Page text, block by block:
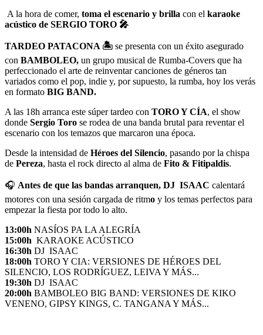
A la hora de comer, toma el escenario y brilla con el karaoke
acústico de SERGIO TORO 🎤
TARDEO PATACONA 🏝️ se presenta con un éxito asegurado
con BAMBOLEO, un grupo musical de Rumba-Covers que ha
perfeccionado el arte de reinventar canciones de géneros tan
variados como el pop, indie y, por supuesto, la rumba, hoy los verás
en formato BIG BAND.
A las 18h arranca este súper tardeo con TORO Y CÍA, el show
donde Sergio Toro se rodea de una banda brutal para reventar el
escenario con los temazos que marcaron una época.
Desde la intensidad de Héroes del Silencio, pasando por la chispa
de Pereza, hasta el rock directo al alma de Fito & Fitipaldis.
🎧 Antes de que las bandas arranquen, DJ ISAAC calentará
motores con una sesión cargada de ritmo y los temas perfectos para
empezar la fiesta por todo lo alto.
13:00h NASÍOS PA LA ALEGRÍA
15:00h KARAOKE ACÚSTICO
16:30h DJ ISAAC
18:00h TORO Y CIA: VERSIONES DE HÉROES DEL
SILENCIO, LOS RODRÍGUEZ, LEIVA Y MÁS...
19:30h DJ ISAAC
20:00h BAMBOLEO BIG BAND: VERSIONES DE KIKO
VENENO, GIPSY KINGS, C. TANGANA Y MÁS...